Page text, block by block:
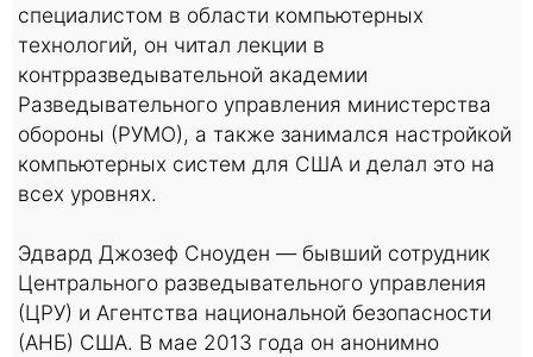
специалистом в области компьютерных
технологий, он читал лекции в
контрразведывательной академии
Разведывательного управления министерства
обороны (РУМО), а также занимался настройкой
компьютерных систем для США и делал это на
всех уровнях.
Эдвард Джозеф Сноуден — бывший сотрудник
Центрального разведывательного управления
(ЦРУ) и Агентства национальной безопасности
(АНБ) США. В мае 2013 года он анонимно